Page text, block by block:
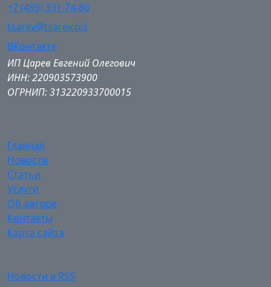
+7 (499) 391-74-86
tsarev@tsarev.biz
ВКонтакте
ИП Царев Евгений Олегович
ИНН: 220903573900
ОГРНИП: 313220933700015
Главная
Новости
Статьи
Услуги
Об авторе
Контакты
Карта сайта
Новости в RSS